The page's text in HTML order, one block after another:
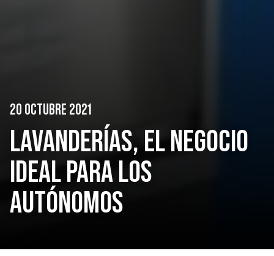
20 OCTUBRE 2021
LAVANDERÍAS, EL NEGOCIO
IDEAL PARA LOS
AUTÓNOMOS